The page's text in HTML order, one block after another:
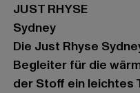
JUST RHYSE
Sydney
Die Just Rhyse
Begleiter für die
der Stoff ein leichtes